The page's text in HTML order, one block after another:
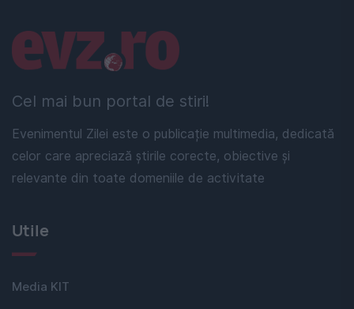
Cel mai bun portal de stiri!
Evenimentul Zilei este o publicație multimedia, dedicată
celor care apreciază știrile corecte, obiective și
relevante din toate domeniile de activitate
Linkuri utile
Utile
Media KIT